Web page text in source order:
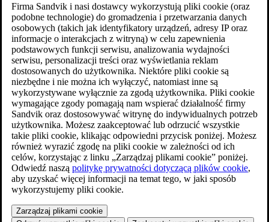
Firma Sandvik i nasi dostawcy wykorzystują pliki cookie (oraz
podobne technologie) do gromadzenia i przetwarzania danych
osobowych (takich jak identyfikatory urządzeń, adresy IP oraz
informacje o interakcjach z witryną) w celu zapewnienia
podstawowych funkcji serwisu, analizowania wydajności
serwisu, personalizacji treści oraz wyświetlania reklam
dostosowanych do użytkownika. Niektóre pliki cookie są
niezbędne i nie można ich wyłączyć, natomiast inne są
wykorzystywane wyłącznie za zgodą użytkownika. Pliki cookie
wymagające zgody pomagają nam wspierać działalność firmy
Sandvik oraz dostosowywać witrynę do indywidualnych potrzeb
użytkownika. Możesz zaakceptować lub odrzucić wszystkie
takie pliki cookie, klikając odpowiedni przycisk poniżej. Możesz
również wyrazić zgodę na pliki cookie w zależności od ich
celów, korzystając z linku „Zarządzaj plikami cookie” poniżej.
Odwiedź naszą politykę prywatności dotyczącą plików cookie,
aby uzyskać więcej informacji na temat tego, w jaki sposób
wykorzystujemy pliki cookie.
Zarządzaj plikami cookie